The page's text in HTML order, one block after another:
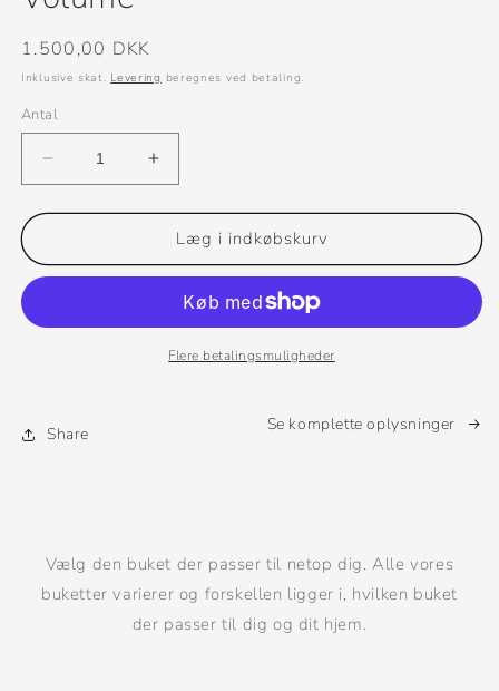
Normalpris
1.500,00 DKK
Inklusive skat. Levering beregnes ved betaling.
Antal
Reducer
antallet
for
Øg
antallet
for
Volume
Læg i indkøbskurv
Flere betalingsmuligheder
Share Se komplette oplysninger
Vælg den buket der passer til netop dig. Alle vores
buketter varierer og forskellen ligger i, hvilken buket
der passer til dig og dit hjem.